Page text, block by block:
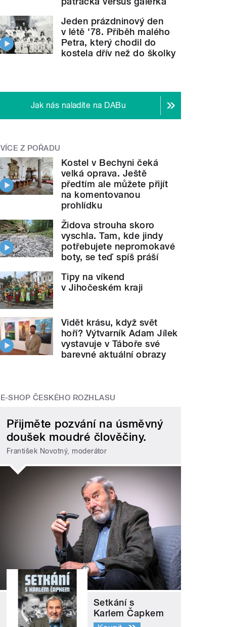
Jeden prázdninový den
v létě '78. Příběh malého
Petra, který chodil do
kostela dřív než do školky
Jak nás naladíte na DABu
VÍCE Z POŘADU
Kostel v Bechyni čeká
velká oprava. Ještě
předtím ale můžete přijít
na komentovanou
prohlídku
Židova strouha skoro
vyschla. Tam, kde jindy
potřebujete nepromokavé
boty, se teď spíš práší
Tipy na víkend
v Jihočeském kraji
Vidět krásu, když svět
hoří? Výtvarník Adam Jílek
vystavuje v Táboře své
barevné aktuální obrazy
E-SHOP ČESKÉHO ROZHLASU
Přijměte pozvání na úsměvný
doušek moudré člověčiny.
František Novotný, moderátor
Setkání s
Karlem Čapkem